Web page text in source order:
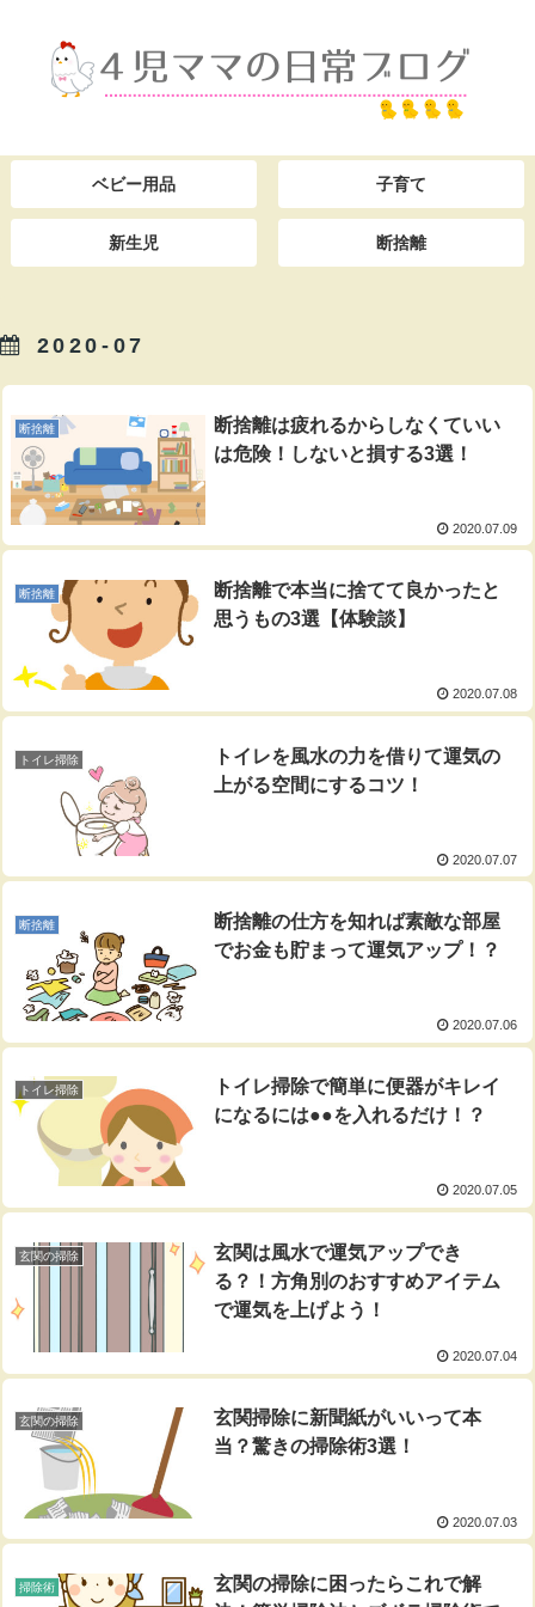
ベビー用品 子育て
新生児 断捨離
2020-07
断捨離
断捨離は疲れるからしなくていい
は危険！しないと損する3選！
2020.07.09
断捨離
断捨離で本当に捨てて良かったと
思うもの3選【体験談】
2020.07.08
トイレ掃除
トイレを風水の力を借りて運気の
上がる空間にするコツ！
2020.07.07
断捨離
断捨離の仕方を知れば素敵な部屋
でお金も貯まって運気アップ！？
2020.07.06
トイレ掃除
トイレ掃除で簡単に便器がキレイ
になるには●●を入れるだけ！？
2020.07.05
玄関の掃除
玄関は風水で運気アップでき
る？！方角別のおすすめアイテム
で運気を上げよう！
2020.07.04
玄関の掃除
玄関掃除に新聞紙がいいって本
当？驚きの掃除術3選！
2020.07.03
掃除術
玄関の掃除に困ったらこれで解